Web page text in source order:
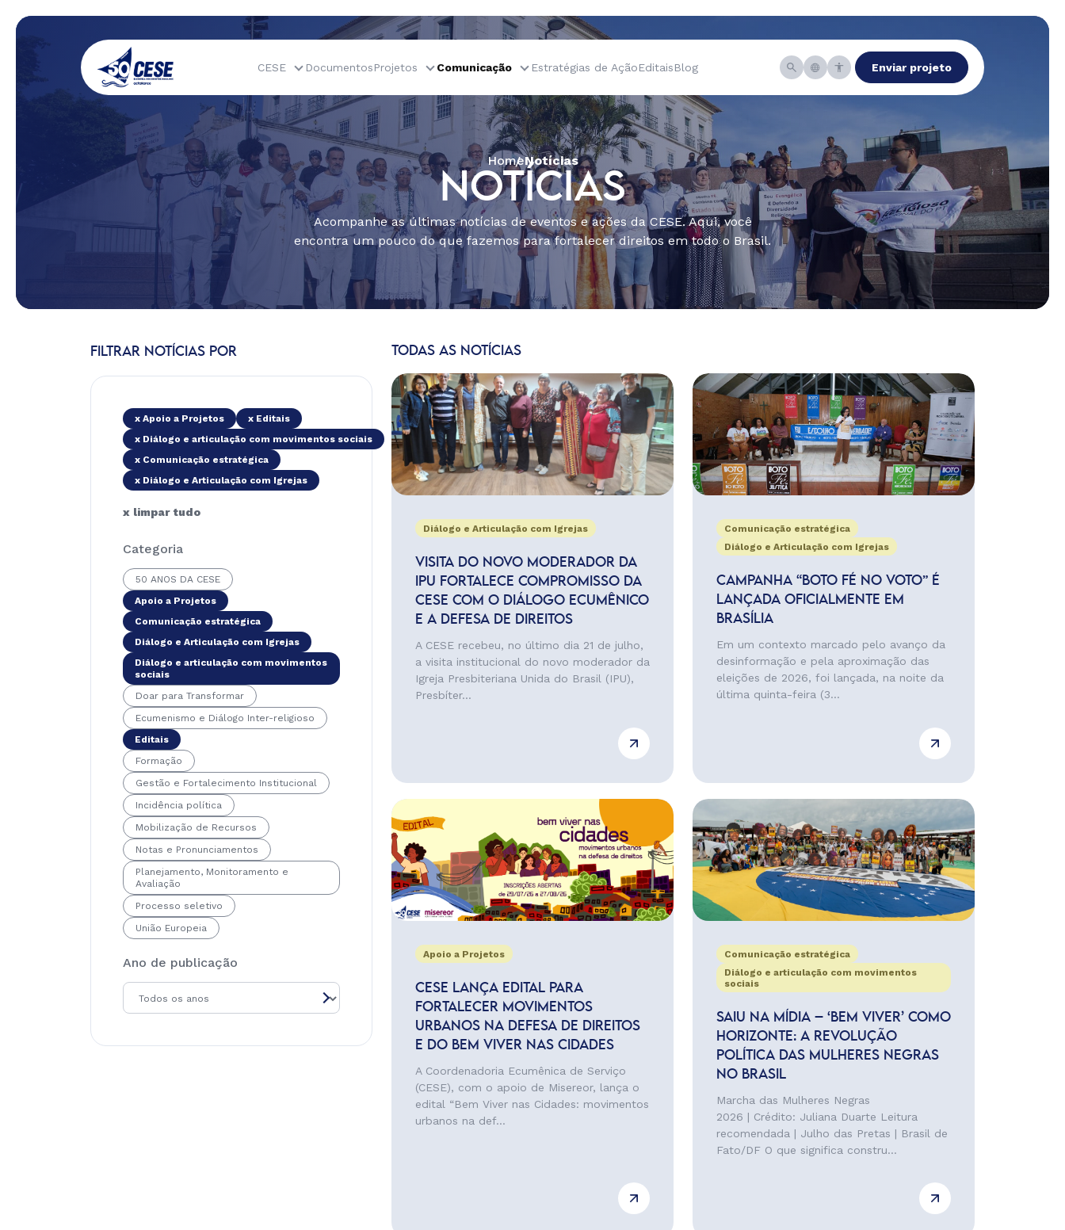
CESE DocumentosProjetos Comunicação Estratégias de AçãoEditaisBlog Enviar projeto
HomeNotícias
NOTÍCIAS
Acompanhe as últimas notícias de eventos e ações da CESE. Aqui, você
encontra um pouco do que fazemos para fortalecer direitos em todo o Brasil.
FILTRAR NOTÍCIAS POR
x Apoio a Projetos
x Editais
x Diálogo e articulação com movimentos sociais
x Comunicação estratégica
x Diálogo e Articulação com Igrejas
x limpar tudo
Categoria
50 ANOS DA CESE
Apoio a Projetos
Comunicação estratégica
Diálogo e Articulação com Igrejas
Diálogo e articulação com movimentos
sociais
Doar para Transformar
Ecumenismo e Diálogo Inter-religioso
Editais
Formação
Gestão e Fortalecimento Institucional
Incidência política
Mobilização de Recursos
Notas e Pronunciamentos
Planejamento, Monitoramento e
Avaliação
Processo seletivo
União Europeia
Ano de publicação
TODAS AS NOTÍCIAS
Diálogo e Articulação com Igrejas
VISITA DO NOVO MODERADOR DA
IPU FORTALECE COMPROMISSO DA
CESE COM O DIÁLOGO ECUMÊNICO
E A DEFESA DE DIREITOS
A CESE recebeu, no último dia 21 de julho,
a visita institucional do novo moderador da
Igreja Presbiteriana Unida do Brasil (IPU),
Presbíter...
Comunicação estratégica
Diálogo e Articulação com Igrejas
CAMPANHA “BOTO FÉ NO VOTO” É
LANÇADA OFICIALMENTE EM
BRASÍLIA
Em um contexto marcado pelo avanço da
desinformação e pela aproximação das
eleições de 2026, foi lançada, na noite da
última quinta-feira (3...
Apoio a Projetos
CESE LANÇA EDITAL PARA
FORTALECER MOVIMENTOS
URBANOS NA DEFESA DE DIREITOS
E DO BEM VIVER NAS CIDADES
A Coordenadoria Ecumênica de Serviço
(CESE), com o apoio de Misereor, lança o
edital “Bem Viver nas Cidades: movimentos
urbanos na def...
Comunicação estratégica
Diálogo e articulação com movimentos
sociais
SAIU NA MÍDIA – ‘BEM VIVER’ COMO
HORIZONTE: A REVOLUÇÃO
POLÍTICA DAS MULHERES NEGRAS
NO BRASIL
Marcha das Mulheres Negras
2026 | Crédito: Juliana Duarte Leitura
recomendada | Julho das Pretas | Brasil de
Fato/DF O que significa constru...